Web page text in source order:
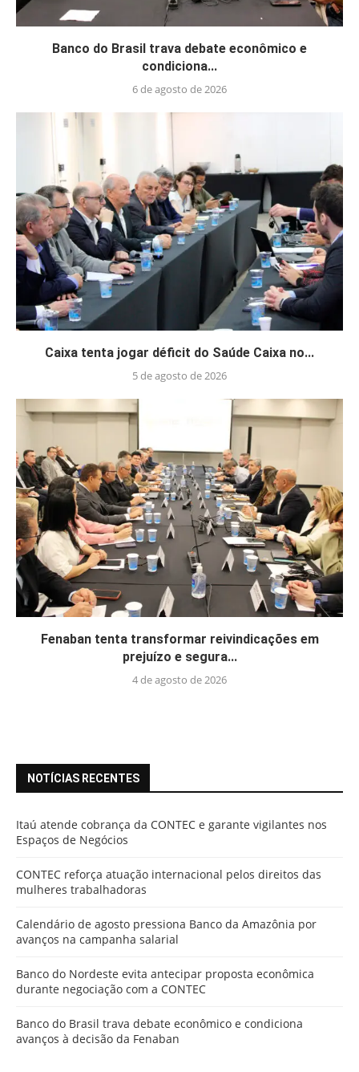
Banco do Brasil trava debate econômico e
condiciona...
6 de agosto de 2026
Caixa tenta jogar déficit do Saúde Caixa no...
5 de agosto de 2026
Fenaban tenta transformar reivindicações em
prejuízo e segura...
4 de agosto de 2026
NOTÍCIAS RECENTES
Itaú atende cobrança da CONTEC e garante vigilantes nos
Espaços de Negócios
CONTEC reforça atuação internacional pelos direitos das
mulheres trabalhadoras
Calendário de agosto pressiona Banco da Amazônia por
avanços na campanha salarial
Banco do Nordeste evita antecipar proposta econômica
durante negociação com a CONTEC
Banco do Brasil trava debate econômico e condiciona
avanços à decisão da Fenaban